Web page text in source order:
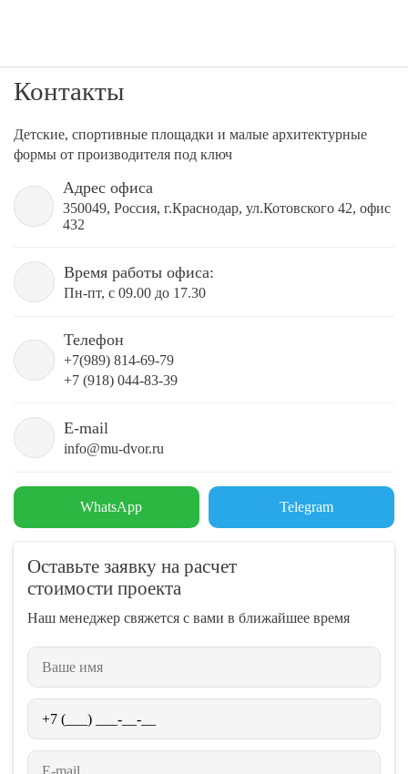
Контакты
Детские, спортивные площадки и малые архитектурные
формы от производителя под ключ
Адрес офиса
350049, Россия, г.Краснодар, ул.Котовского 42, офис
432
Время работы офиса:
Пн-пт, с 09.00 до 17.30
Телефон
+7(989) 814-69-79
+7 (918) 044-83-39
E-mail
info@mu-dvor.ru
WhatsApp Telegram
Оставьте заявку на расчет
стоимости проекта
Наш менеджер свяжется с вами в ближайшее время